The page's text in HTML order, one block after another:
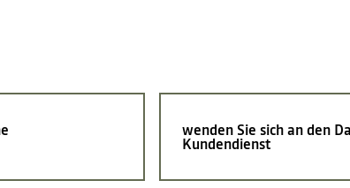
wenden Sie sich an den
Kundendienst